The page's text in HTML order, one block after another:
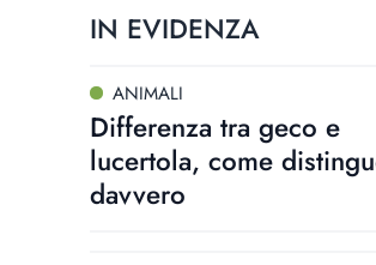
IN EVIDENZA
ANIMALI
Differenza tra geco e
lucertola, come
davvero